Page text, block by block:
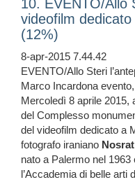
10. EVENTO/Allo
videofilm
(12%)
8-apr-2015 7.44.42
EVENTO/Allo Steri
Marco Incardona
Mercoledì 8 aprile 2015,
del Complesso
del videofilm dedicato a
fotografo iraniano Nosrat
nato a Palermo nel
l’Accademia di belle arti